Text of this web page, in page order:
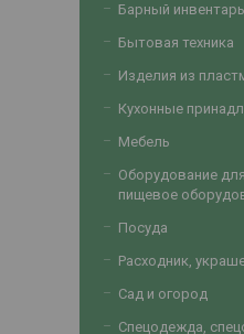
Барный инвентарь
Бытовая техника
Изделия из
Кухонные
Мебель
Оборудование
пищевое
Посуда
Расходник,
Сад и огород
Спецодежда,